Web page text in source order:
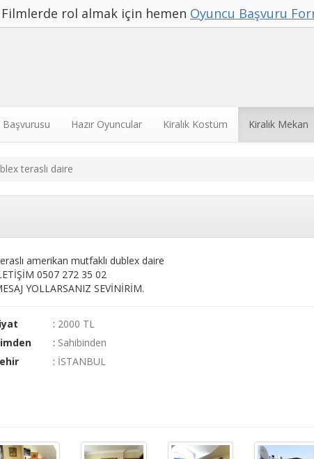
Filmlerde rol almak için hemen Oyuncu Başvuru
Başvurusu Hazır Oyuncular Kiralık Kostüm Kiralık Mekan
teraslı daire
amerikan mutfaklı dublex daire
0507 272 35 02
YOLLARSANIZ SEVİNİRİM.
: 2000 TL
: Sahibinden
: İSTANBUL